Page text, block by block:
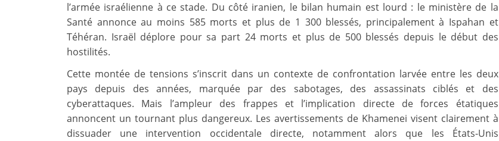
l’armée israélienne à ce stade. Du côté iranien, le bilan humain est lourd : le ministère de la
Santé annonce au moins 585 morts et plus de 1 300 blessés, principalement à Ispahan et
Téhéran. Israël déplore pour sa part 24 morts et plus de 500 blessés depuis le début des
hostilités.
Cette montée de tensions s’inscrit dans un contexte de confrontation larvée entre les deux
pays depuis des années, marquée par des sabotages, des assassinats ciblés et des
cyberattaques. Mais l’ampleur des frappes et l’implication directe de forces étatiques
annoncent un tournant plus dangereux. Les avertissements de Khamenei visent clairement à
dissuader une intervention occidentale directe, notamment alors que les États-Unis